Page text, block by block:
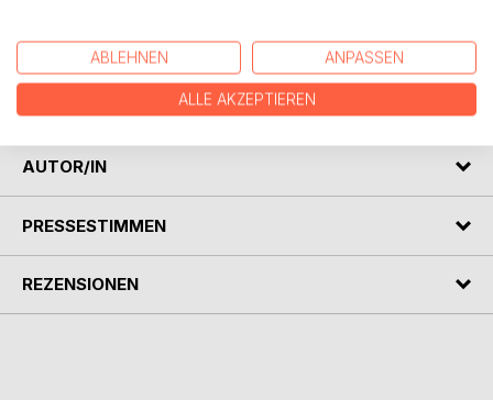
wie auch die Eroica - Symphonie widmete. Louis Ferdinand
wurde in der Schlacht von Salfeld, nach der Anstiftung zur
4. Qualition gegen Napoleon, getötet.
AUTOR/IN
PRESSESTIMMEN
REZENSIONEN
ABLEHNEN ANPASSEN
ALLE AKZEPTIEREN